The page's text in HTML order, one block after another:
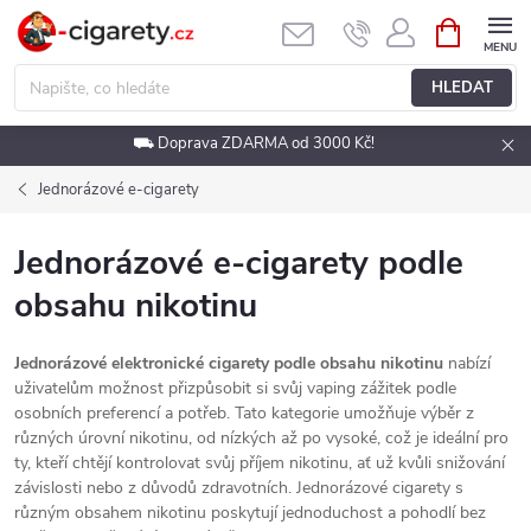
Přejít
obsah
HLEDAT
NÁKUPNÍ
KOŠÍK
⛟ Doprava ZDARMA od 3000 Kč!
Jednorázové e-cigarety
Jednorázové e-cigarety podle
obsahu nikotinu
Jednorázové elektronické cigarety podle obsahu nikotinu nabízí
uživatelům možnost přizpůsobit si svůj vaping zážitek podle
osobních preferencí a potřeb. Tato kategorie umožňuje výběr z
různých úrovní nikotinu, od nízkých až po vysoké, což je ideální pro
ty, kteří chtějí kontrolovat svůj příjem nikotinu, ať už kvůli snižování
závislosti nebo z důvodů zdravotních. Jednorázové cigarety s
různým obsahem nikotinu poskytují jednoduchost a pohodlí bez